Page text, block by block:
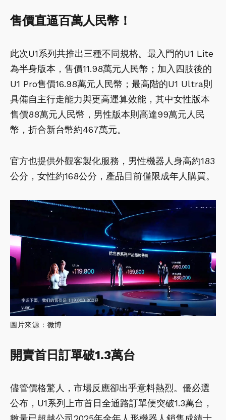
售價直逼百萬人民幣！
此次U1系列共推出三種不同規格。最入門的U1 Lite
為半身版本，售價11.98萬元人民幣；加入四肢後的
U1 Pro售價16.98萬元人民幣；最高階的U1 Ultra則
具備自主行走能力與更高運算效能，其中女性版本
售價88萬元人民幣，男性版本則高達99萬元人民
幣，折合新台幣約467萬元。
官方也提供外觀客製化服務，男性機器人身高約183
公分，女性約168公分，產品目前僅限成年人購買。
圖片來源： 微博
開賣首日訂單破1.3萬台
儘管價格驚人，市場反應卻出乎意料熱烈。優必選
公布，U1系列上市首日全通路訂單便突破1.3萬台，